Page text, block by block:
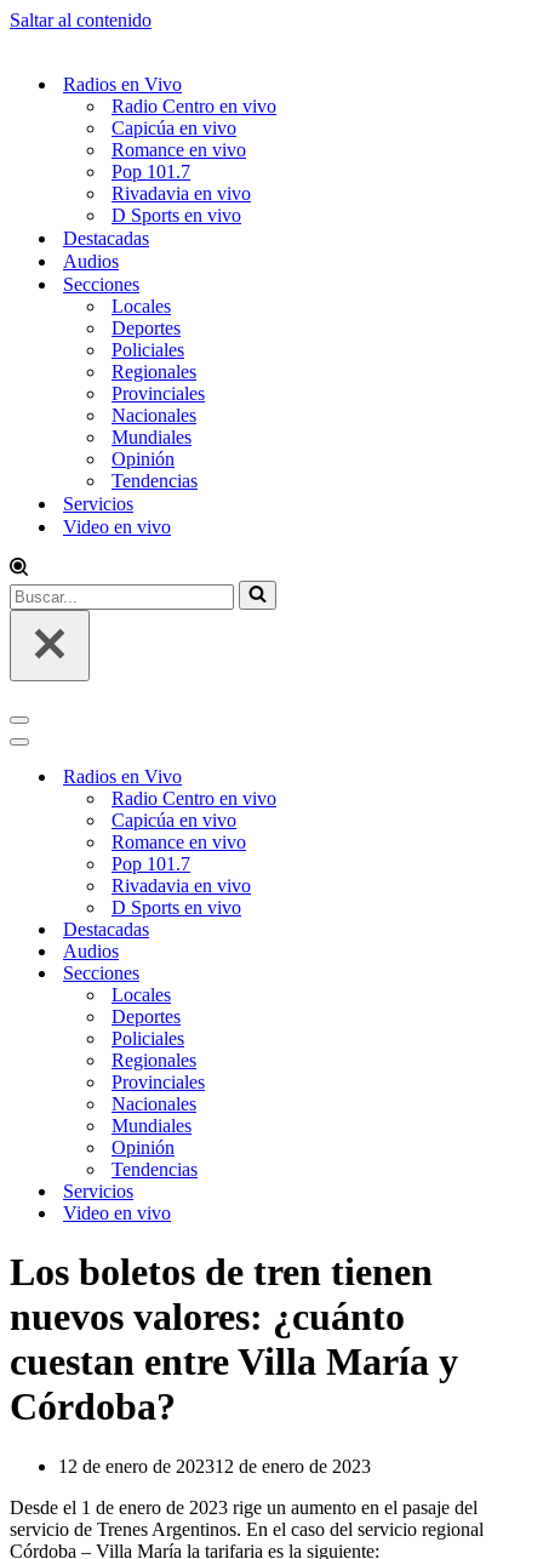
Saltar al contenido
Radios en Vivo
Radio Centro en vivo
Capicúa en vivo
Romance en vivo
Pop 101.7
Rivadavia en vivo
D Sports en vivo
Destacadas
Audios
Secciones
Locales
Deportes
Policiales
Regionales
Provinciales
Nacionales
Mundiales
Opinión
Tendencias
Servicios
Video en vivo
Radios en Vivo
Radio Centro en vivo
Capicúa en vivo
Romance en vivo
Pop 101.7
Rivadavia en vivo
D Sports en vivo
Destacadas
Audios
Secciones
Locales
Deportes
Policiales
Regionales
Provinciales
Nacionales
Mundiales
Opinión
Tendencias
Servicios
Video en vivo
Los boletos de tren tienen
nuevos valores: ¿cuánto
cuestan entre Villa María y
Córdoba?
12 de enero de 202312 de enero de 2023
Desde el 1 de enero de 2023 rige un aumento en el pasaje del
servicio de Trenes Argentinos. En el caso del servicio regional
Córdoba – Villa María la tarifaria es la siguiente: